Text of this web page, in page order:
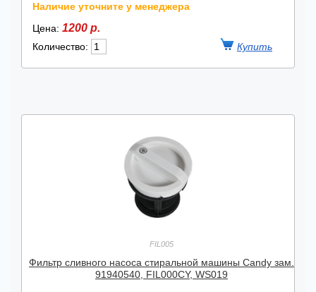
Наличие уточните у менеджера
Цена: 1200 р.
Количество:
FIL005
Фильтр сливного насоса стиральной машины Candy зам.
91940540, FIL000CY, WS019